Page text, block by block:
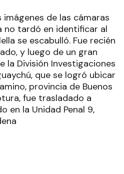
de las cámaras
no tardó en identificar al
se escabulló. Fue recién
y luego de un gran
la División Investigaciones
que se logró ubicar
provincia de Buenos
fue trasladado a
en la Unidad Penal 9,